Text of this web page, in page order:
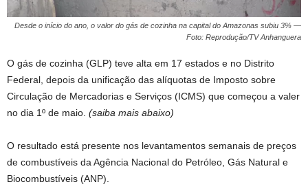
Desde o início do ano, o valor do gás de cozinha na capital do Amazonas subiu 3% —
Foto: Reprodução/TV Anhanguera
O gás de cozinha (GLP) teve alta em 17 estados e no Distrito
Federal, depois da unificação das alíquotas de Imposto sobre
Circulação de Mercadorias e Serviços (ICMS) que começou a valer
no dia 1º de maio. (saiba mais abaixo)
O resultado está presente nos levantamentos semanais de preços
de combustíveis da Agência Nacional do Petróleo, Gás Natural e
Biocombustíveis (ANP).